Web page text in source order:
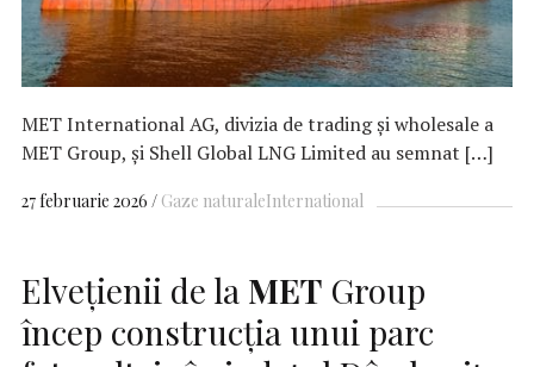
MET International AG, divizia de trading şi wholesale a
MET Group, şi Shell Global LNG Limited au semnat […]
27 februarie 2026 Gaze naturaleInternational
Elveţienii de la MET Group
încep construcţia unui parc